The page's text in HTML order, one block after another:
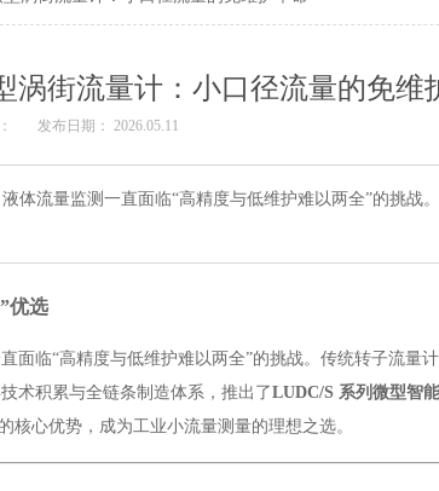
街流量计：小口径流量的免维
发布日期： 2026.05.11
体流量监测一直面临“高精度与低维护难以两全”的挑战
优选
临“高精度与低维护难以两全”的挑战。传统转子流量
术积累与全链条制造体系，推出了LUDC/S 系列微型智
核心优势，成为工业小流量测量的理想之选。